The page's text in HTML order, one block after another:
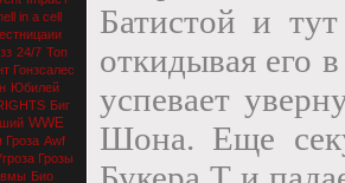
in a cell
24/7 Топ
Гонзсалес
Юбилей
Биг
WWE
Гроза Awf
Грозы
Био
Батистой и
откидывая его
успевает
Шона. Еще